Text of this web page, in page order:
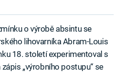
o výrobě absintu se
lihovarníka Abram-Louis
18. století experimentoval s
„výrobního postupu“ se